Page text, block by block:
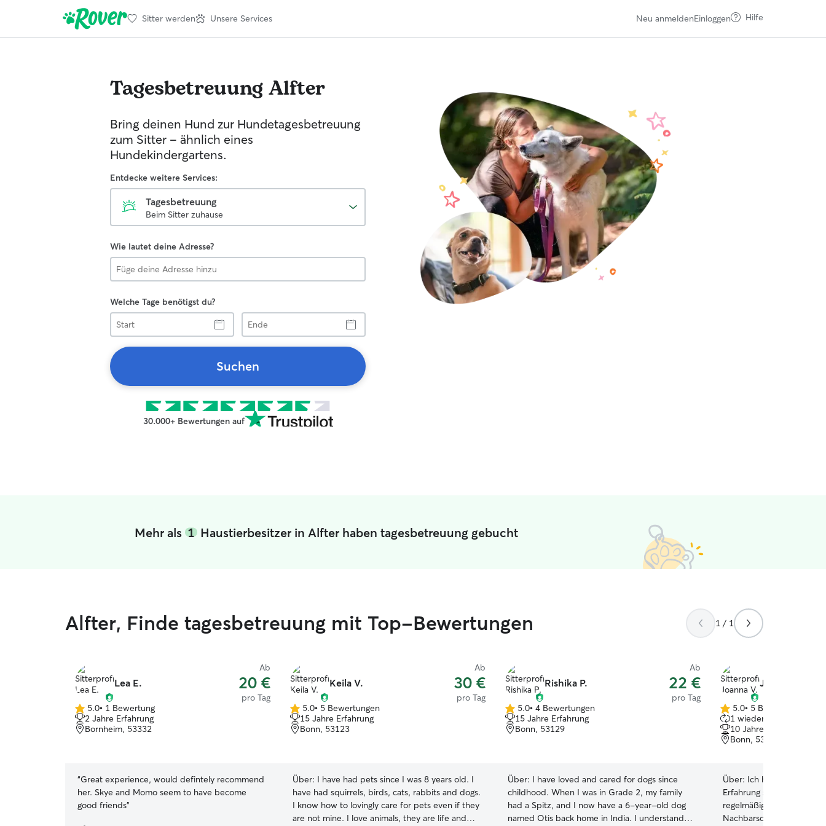
Sitter werden Unsere Services Neu anmeldenEinloggen Hilfe
TagesbetreuungAlfter
Bring deinen Hund zur Hundetagesbetreuung
zum Sitter - ähnlich eines
Hundekindergartens.
Entdecke weitere Services:
Tagesbetreuung
Beim Sitter zuhause
Wie lautet deine Adresse?
Welche Tage benötigst du?
Start
Ende
Suchen
30.000+ Bewertungen auf
Mehr als 1Haustierbesitzer in Alfter haben tagesbetreuung gebucht
Alfter, Finde tagesbetreuung mit Top-Bewertungen 1 / 1
Lea E.
Ab
20 €
pro Tag
5.0
von
5
5.0• 1 Bewertung
2 Jahre Erfahrung
Bornheim, 53332
“Great experience, would defintely recommend
her. Skye and Momo seem to have become
good friends”
Keila V.
Ab
30 €
pro Tag
5.0
von
5
5.0• 5 Bewertungen
15 Jahre Erfahrung
Bonn, 53123
Über: I have had pets since I was 8 years old. I
have had squirrels, birds, cats, rabbits and dogs.
I know how to lovingly care for pets even if they
are not mine. I love animals, they are life and
Rishika P.
Ab
22 €
pro Tag
5.0
von
5
5.0• 4 Bewertungen
15 Jahre Erfahrung
Bonn, 53129
Über: I have loved and cared for dogs since
childhood. When I was in Grade 2, my family
had a Spitz, and I now have a 6-year-old dog
named Otis back home in India. I understand
Joanna V.
5.0
von
5
Sternen
5.0• 5 Bewertungen
1 wiederkehrender
10 Jahre Erfahrung
Bonn, 53121
Über: Ich habe
Erfahrung sammeln
regelmäßig wöchentlich
Nachbarschaft spazieren